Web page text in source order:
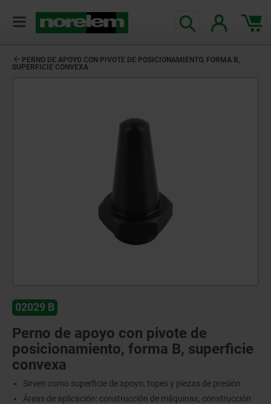
PERNO DE APOYO CON PIVOTE DE POSICIONAMIENTO, FORMA B,
SUPERFICIE CONVEXA
02029 B
Perno de apoyo con pivote de
posicionamiento, forma B, superficie
convexa
Sirven como superficie de apoyo, topes y piezas de presión
Áreas de aplicación: construcción de máquinas, construcción